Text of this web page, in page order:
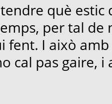
què
per tal
fent. I això
cal pas gaire,